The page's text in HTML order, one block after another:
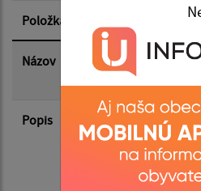
Dátum zverejnenia do:
Filtrovať
Položka
Názov
Návrh plánu
1.1.2026 do
Popis
Zverejnenie
činnosti HK v
zákona č. 369/
v platnom znení